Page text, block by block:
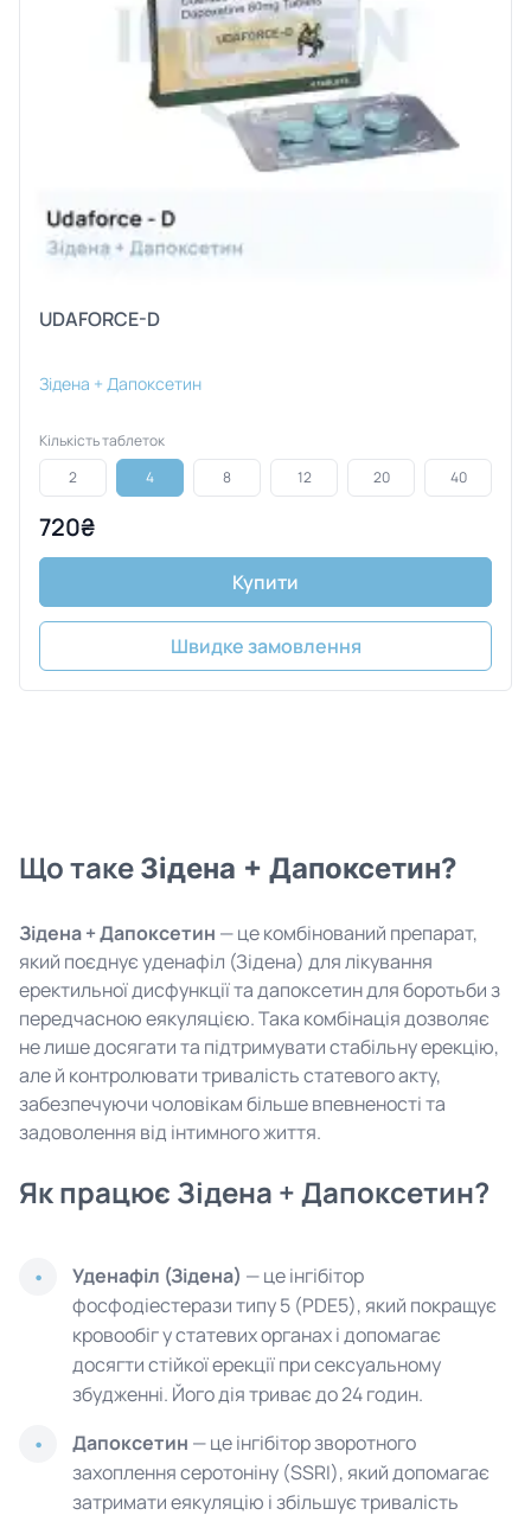
UDAFORCE-D
Зідена + Дапоксетин
Кількість таблеток
2
4 8 12 20 40
720₴
Купити
Швидке замовлення
Що таке Зідена + Дапоксетин?
Зідена + Дапоксетин — це комбінований препарат,
який поєднує уденафіл (Зідена) для лікування
еректильної дисфункції та дапоксетин для боротьби з
передчасною еякуляцією. Така комбінація дозволяє
не лише досягати та підтримувати стабільну ерекцію,
але й контролювати тривалість статевого акту,
забезпечуючи чоловікам більше впевненості та
задоволення від інтимного життя.
Як працює Зідена + Дапоксетин?
Уденафіл (Зідена) — це інгібітор
фосфодіестерази типу 5 (PDE5), який покращує
кровообіг у статевих органах і допомагає
досягти стійкої ерекції при сексуальному
збудженні. Його дія триває до 24 годин.
Дапоксетин — це інгібітор зворотного
захоплення серотоніну (SSRI), який допомагає
затримати еякуляцію і збільшує тривалість